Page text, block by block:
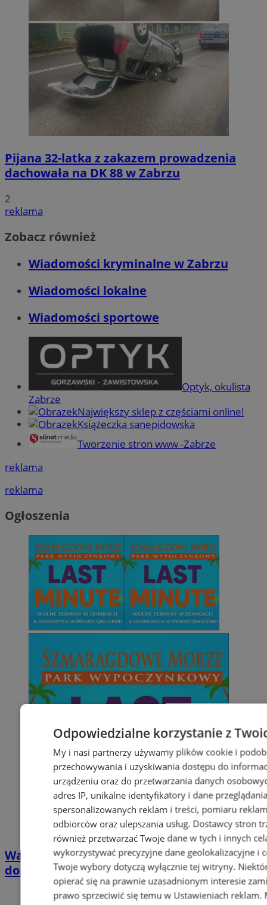
Pijana 32-latka z zakazem prowadzenia
dachowała na DK 88 w Zabrzu
2
reklama
Zobacz również
Wiadomości kryminalne w Zabrzu
Wiadomości lokalne
Wiadomości sportowe
Optyk, okulista
Zabrze
Największy sklep z częściami online!
Książeczka sanepidowska
Tworzenie stron www -Zabrze
reklama
reklama
Ogłoszenia
Wakacyjny wypoczynek nad Bałtykiem w
domkach Szmaragdowe Morze
Odpowiedzialne korzystanie z
My i nasi partnerzy używamy plików cookie i
przechowywania i uzyskiwania dostępu do
urządzeniu oraz do przetwarzania danych
adres IP, unikalne identyfikatory i dane
spersonalizowanych reklam i treści, pomiaru
odbiorców oraz ulepszania usług. Dostawcy stron
również przetwarzać Twoje dane w tych i innych
wykorzystywać precyzyjne dane geolokalizacyjne i
Twoje wybory dotyczą wyłącznie tej witryny.
opierać się na prawnie uzasadnionym interesie
prawo sprzeciwić się temu w Ustawieniach reklam.